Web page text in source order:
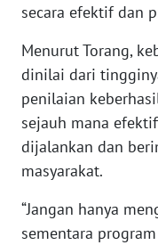
secara efektif dan
Menurut Torang,
dinilai dari
penilaian
sejauh mana
dijalankan dan
masyarakat.
“Jangan hanya
sementara
WN
WN
JAKARTA
WN
JABAR
WN
BANTEN